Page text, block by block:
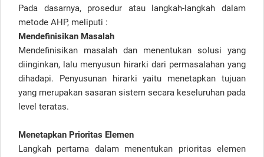
Pada dasarnya, prosedur atau langkah-langkah dalam
metode AHP, meliputi :
Mendefinisikan Masalah
Mendefinisikan masalah dan menentukan solusi yang
diinginkan, lalu menyusun hirarki dari permasalahan yang
dihadapi. Penyusunan hirarki yaitu menetapkan tujuan
yang merupakan sasaran sistem secara keseluruhan pada
level teratas.
Menetapkan Prioritas Elemen
Langkah pertama dalam menentukan prioritas elemen